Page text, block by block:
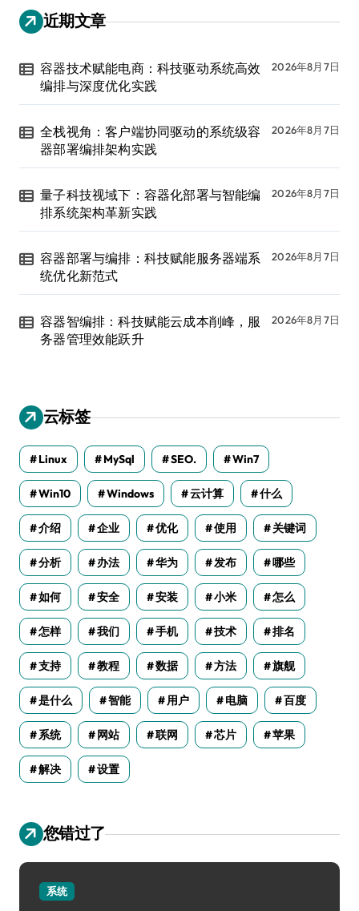
近期文章
容器技术赋能电商：科技驱动系统高效
编排与深度优化实践
2026年8月7日
全栈视角：客户端协同驱动的系统级容
器部署编排架构实践
2026年8月7日
量子科技视域下：容器化部署与智能编
排系统架构革新实践
2026年8月7日
容器部署与编排：科技赋能服务器端系
统优化新范式
2026年8月7日
容器智编排：科技赋能云成本削峰，服
务器管理效能跃升
2026年8月7日
云标签
Linux MySql SEO. Win7
Win10 Windows 云计算 什么
介绍 企业 优化 使用 关键词
分析 办法 华为 发布 哪些
如何 安全 安装 小米 怎么
怎样 我们 手机 技术 排名
支持 教程 数据 方法 旗舰
是什么 智能 用户 电脑 百度
系统 网站 联网 芯片 苹果
解决 设置
您错过了
系统